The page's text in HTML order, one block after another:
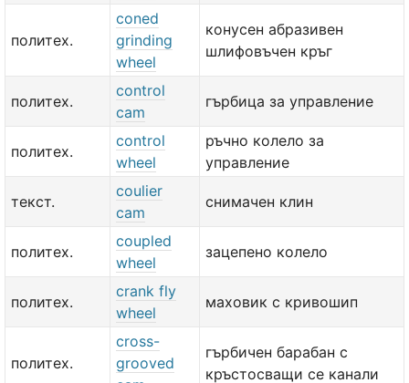
политех.
coned
grinding
wheel
конусен абразивен
шлифовъчен кръг
политех.
control
cam
гърбица за управление
политех.
control
wheel
ръчно колело за
управление
текст.
coulier
cam
снимачен клин
политех.
coupled
wheel
зацепено колело
политех.
crank fly
wheel
маховик с кривошип
политех.
cross-
grooved
гърбичен барабан с
кръстосващи се канали